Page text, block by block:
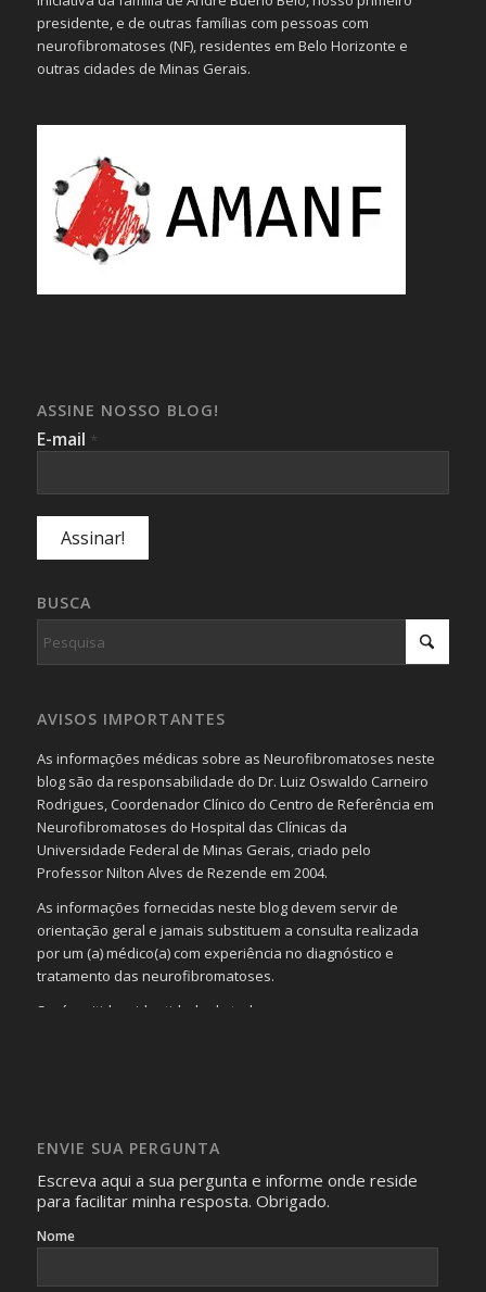
presidente, e de outras famílias com pessoas com
neurofibromatoses (NF), residentes em Belo Horizonte e
outras cidades de Minas Gerais.
ASSINE NOSSO BLOG!
E-mail *
BUSCA
AVISOS IMPORTANTES
As informações médicas sobre as Neurofibromatoses neste
blog são da responsabilidade do Dr. Luiz Oswaldo Carneiro
Rodrigues, Coordenador Clínico do Centro de Referência em
Neurofibromatoses do Hospital das Clínicas da
Universidade Federal de Minas Gerais, criado pelo
Professor Nilton Alves de Rezende em 2004.
As informações fornecidas neste blog devem servir de
orientação geral e jamais substituem a consulta realizada
por um (a) médico(a) com experiência no diagnóstico e
tratamento das neurofibromatoses.
Será omitida a identidade de todas as pessoas que
identificação da pessoa fotografada.
ENVIE SUA PERGUNTA
Escreva aqui a sua pergunta e informe onde reside
para facilitar minha resposta. Obrigado.
Nome